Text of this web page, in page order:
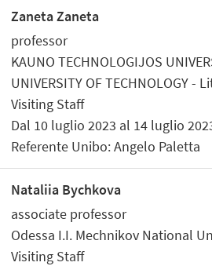
Zaneta Zaneta
professor
KAUNO TECHNOLOGIJOS
UNIVERSITY OF TECHNOLOGY -
Visiting Staff
Dal 10 luglio 2023 al 14 luglio
Referente Unibo: Angelo Paletta
Nataliia Bychkova
associate professor
Odessa I.I. Mechnikov National
Visiting Staff